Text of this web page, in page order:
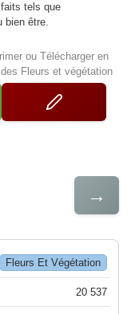
tels que
bien être.
ou Télécharger en
Fleurs et végétation
→
Fleurs Et Végétation
20 537